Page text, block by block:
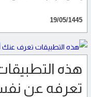
19/05/1445
هذه
تعرفه عن